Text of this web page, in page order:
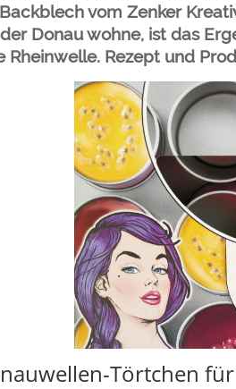
vom Zenker
Donau wohne, ist das
Rheinwelle. Rezept und
Törtchen